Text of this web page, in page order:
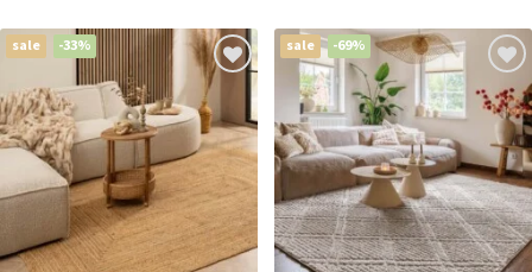
sale -33% sale -69%